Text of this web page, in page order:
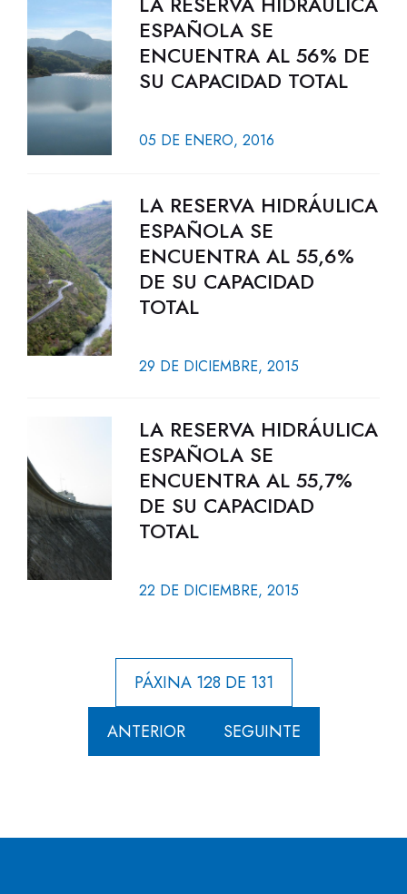
ESPAÑOLA SE
ENCUENTRA AL 56% DE
SU CAPACIDAD TOTAL
05 DE ENERO, 2016
LA RESERVA HIDRÁULICA
ESPAÑOLA SE
ENCUENTRA AL 55,6%
DE SU CAPACIDAD
TOTAL
29 DE DICIEMBRE, 2015
LA RESERVA HIDRÁULICA
ESPAÑOLA SE
ENCUENTRA AL 55,7%
DE SU CAPACIDAD
TOTAL
22 DE DICIEMBRE, 2015
PÁXINA 128 DE 131
ANTERIOR SEGUINTE